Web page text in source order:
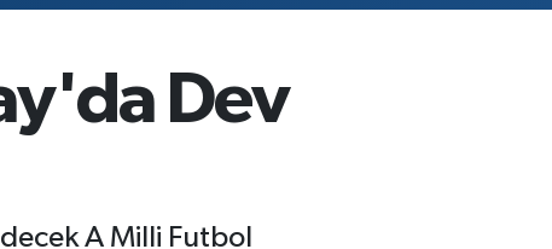
%0.38
%-14
Dev
A Milli Futbol